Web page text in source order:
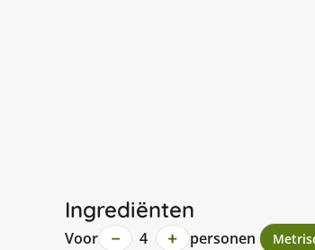
Ingrediënten
Voor − 4 + personen